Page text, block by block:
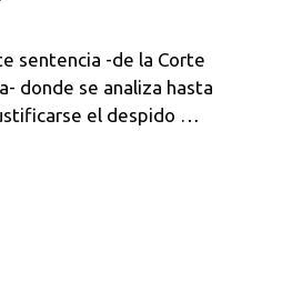
sentencia -de la Corte
donde se analiza hasta
el despido …